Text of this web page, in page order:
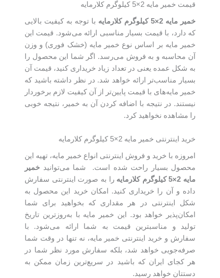
قیمت خمیر مایه 2×5 کیلوگرم کلارمایه
خمیر مایه 2×5 کیلوگرم کلارمایه
با توجه به کیفیت بالایی
که دارد، با قیمت بسیار مناسبی ارائه می‌شود. قیمت این
خمیر مایه بر اساس نوع خمیر مایه (خشک فوری) و وزن
آن محاسبه و به فروش می‌رسد. اگر شما این محصول را
به شکل عمده یعنی در تعداد زیاد خریداری کنید، قیمت آن
بسیار مناسب‌‌تر ارائه خواهد شد. در نظر داشته باشید که
خمیر مایه‌‌های با قیمت‌ پایین‌‌تر از آن کیفیت لازم برخوردار
نیستند. در نتیجه با اضافه کردن آن به خمیر، نتیجه خوبی
را مشاهده نخواهید کرد.
خرید اینترنتی خمیر مایه 2×5 کیلوگرم کلارمایه
امروزه با خرید و فروش اینترنتی انواع خمیر مایه، تهیه این
محصول بسیار راحت شده است. شما می‌توانید
خمیر
مایه 2×5 کیلوگرم کلارمایه
را به صورت اینترنتی سفارش
داده و آن را خریداری کنید. امکان خرید این محصول به
شکل اینترنتی در هر مقداری که بخواهید برای شما
امکان‌پذیر خواهد بود. این خمیر مایه با به‌روزترین تاریخ
تولید و مناسبترین قیمت به شما ارائه می‌شود. با
سفارش و خرید اینترنتی خمیر مایه، نه تنها در وقت شما
صرفه‌جویی خواهد شد، بلکه سفارش مورد نظر شما در
هر کجای ایران که باشید در سریع‌ترین زمان ممکن به
دستتان خواهد رسید.